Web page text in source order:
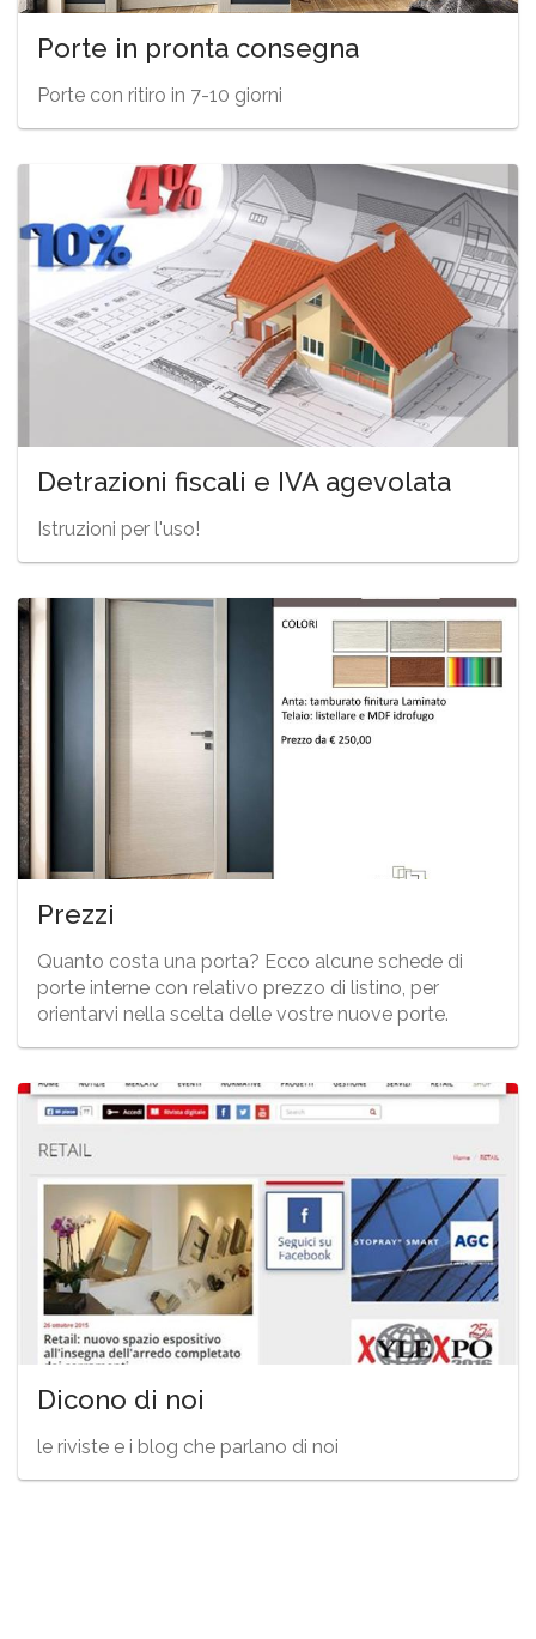
Porte in pronta consegna
Porte con ritiro in 7-10 giorni
Detrazioni fiscali e IVA agevolata
Istruzioni per l'uso!
Prezzi
Quanto costa una porta? Ecco alcune schede di
porte interne con relativo prezzo di listino, per
orientarvi nella scelta delle vostre nuove porte.
Dicono di noi
le riviste e i blog che parlano di noi